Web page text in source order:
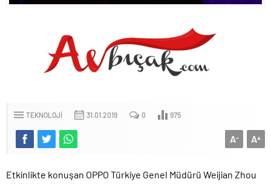
TEKNOLOJI 31.01.2019 0 975
A+
A-
Etkinlikte konuşan OPPO Türkiye Genel Müdürü Weijian Zhou